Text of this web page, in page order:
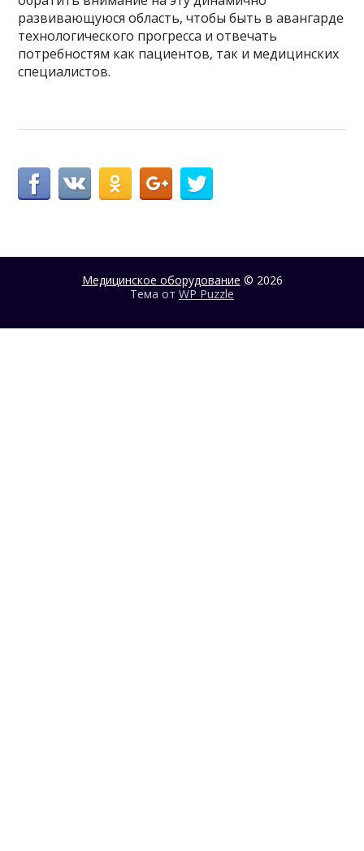
развивающуюся область, чтобы быть в авангарде
технологического прогресса и отвечать
потребностям как пациентов, так и медицинских
специалистов.
Медицинское оборудование © 2026
Тема от WP Puzzle